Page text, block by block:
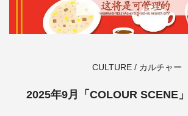
CULTURE / カルチャー
2025年9月「COLOUR SCENE